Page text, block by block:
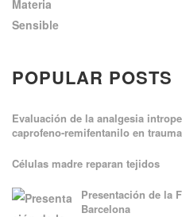
POPULAR POSTS
Evaluación de la analgesia
caprofeno-remifentanilo en
Células madre reparan tejidos
Presentación de la
Barcelona